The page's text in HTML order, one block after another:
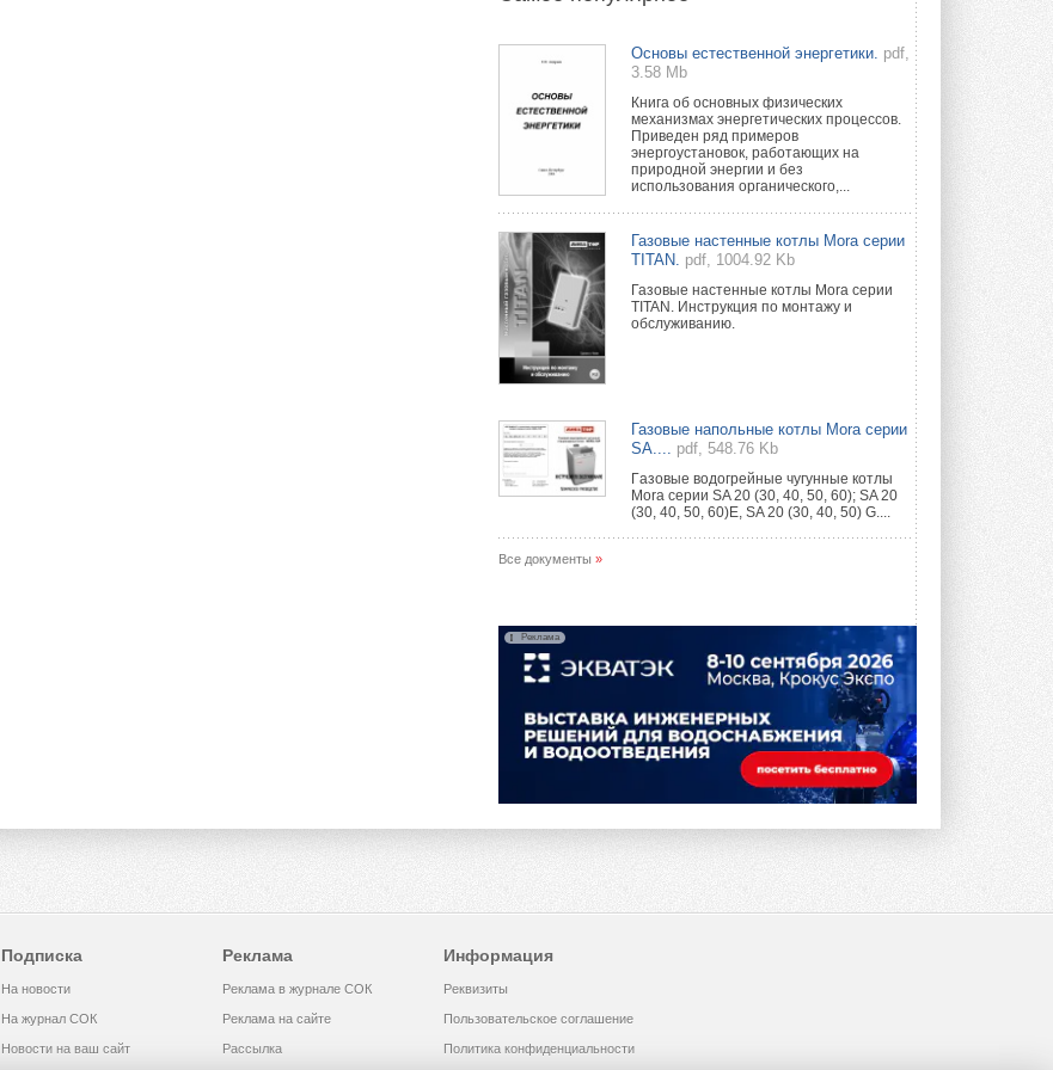
Midea открылся в Сургуте
Компания «Даичи» совместно с
партнером «Энердрим» открыла новый
фирменный магазин Midea в Сургуте ...
29 ИЮЛЯ 2026
Токио — лидер по
интенсивности использования
кондиционеров
Данные получены в ходе очередного
опроса Daikin о восприятии жары ...
28 ИЮЛЯ 2026
CDU производства LG прошёл
В Великобритании предлагают
сделать кондиционирование
обязательным для новостроек
Либеральные демократы внесли
предложение оснащать все новые ...
производство холодильной
техники и теплообменного
оборудования
Проект реализует компания «ВЕЗА» ...
Ридан объявил о старте продаж
автоматического
балансировочного клапана
Клапан APT‑R3 производится на заводе
Шумоглушители собственного
производства от компании
TURKOV
Aquatherm Almaty 2026:
ключевая платформа для
Основы естественной энергетики. pdf,
3.58 Mb
Книга об основных физических
механизмах энергетических процессов.
Приведен ряд примеров
энергоустановок, работающих на
природной энергии и без
использования органического,...
Газовые настенные котлы Mora серии
TITAN. pdf, 1004.92 Kb
Газовые настенные котлы Mora серии
TITAN. Инструкция по монтажу и
обслуживанию.
Газовые напольные котлы Mora серии
SA....
pdf, 548.76 Kb
Гaзовые водогрeйные чугунные котлы
Mora серии SA 20 (30, 40, 50, 60); SA 20
(30, 40, 50, 60)E, SA 20 (30, 40, 50) G....
Все документы »
Реклама
Подписка
На новости
На журнал СОК
Новости на ваш сайт
Реклама
Реклама в журнале СОК
Реклама на сайте
Рассылка
Информация
Реквизиты
Пользовательское соглашение
Политика конфиденциальности